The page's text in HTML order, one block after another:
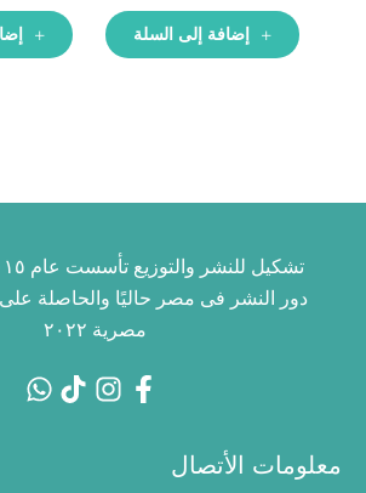
إضافة إلى السلة
دور النشر فى مصر حاليًا والحاصلة
مصرية ٢٠٢٢
معلومات الأتصال